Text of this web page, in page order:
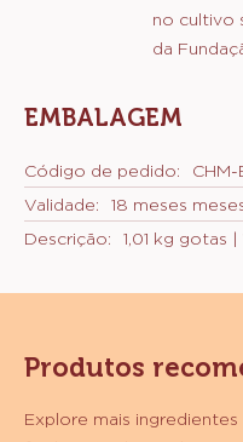
no cultivo
da
EMBALAGEM
Código de pedido:
CHM-
Validade:
18 meses
Descrição:
1,01 kg gotas
Produtos
Explore mais